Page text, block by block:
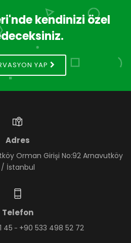
kendinizi özel
YAP
Adres
Orman Girişi No:92 Arnavutköy
/ İstanbul
Telefon
45 - +90 533 498 52 72